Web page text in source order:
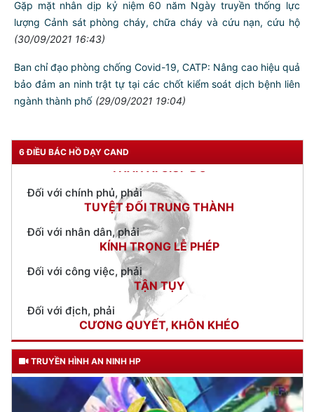
Gặp mặt nhân dịp kỷ niệm 60 năm Ngày truyền thống lực
lượng Cảnh sát phòng cháy, chữa cháy và cứu nạn, cứu hộ
(30/09/2021 16:43)
Ban chỉ đạo phòng chống Covid-19, CATP: Nâng cao hiệu quả
bảo đảm an ninh trật tự tại các chốt kiểm soát dịch bệnh liên
ngành thành phố (29/09/2021 19:04)
6 ĐIỀU BÁC HỒ DẠY CAND
TƯ CÁCH
NGƯỜI CÔNG AN CÁCH MỆNH LÀ:
Đối với tự mình, phải
CẦN, KIỆM, LIÊM, CHÍNH
Đối với đồng sự, phải
Đối với chính phủ, phải
TUYỆT ĐỐI TRUNG THÀNH
Đối với nhân dân, phải
KÍNH TRỌNG LỄ PHÉP
Đối với công việc, phải
TẬN TỤY
Đối với địch, phải
CƯƠNG QUYẾT, KHÔN KHÉO
Trích thư Chủ tịch Hồ Chí Minh
gửi Công an Khu XII,
ngày 11 tháng 3 năm 1948.
TRUYỀN HÌNH AN NINH HP